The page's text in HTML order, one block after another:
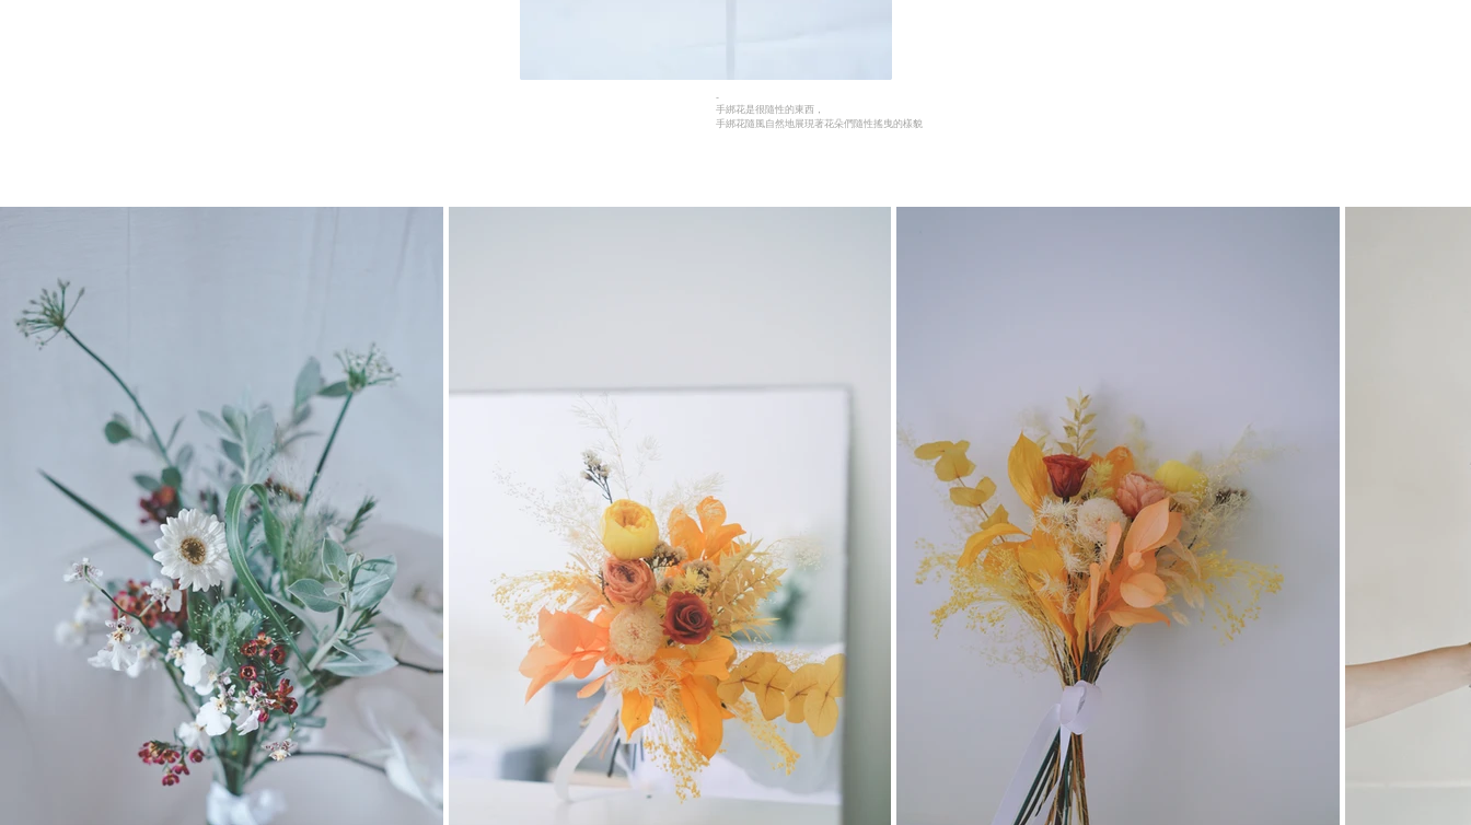
-
手綁花是很隨性的東西，
手綁花隨風自然地展現著花朵們隨性搖曳的樣貌